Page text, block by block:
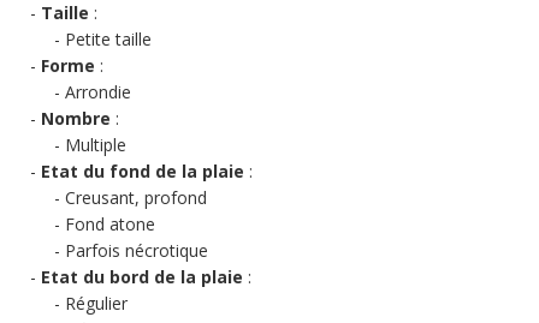
Taille :
Petite taille
Forme :
Arrondie
Nombre :
Multiple
Etat du fond de la plaie :
Creusant, profond
Fond atone
Parfois nécrotique
Etat du bord de la plaie :
Régulier